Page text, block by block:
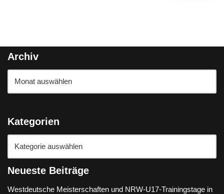
Archiv
Kategorien
Neueste Beiträge
Westdeutsche Meisterschaften und NRW-U17-Trainingstage in